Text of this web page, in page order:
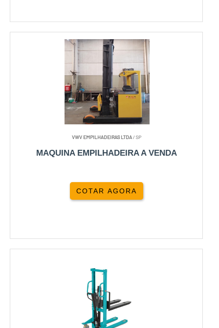
VWV EMPILHADEIRAS LTDA/ SP
MAQUINA EMPILHADEIRA A VENDA
COTAR AGORA